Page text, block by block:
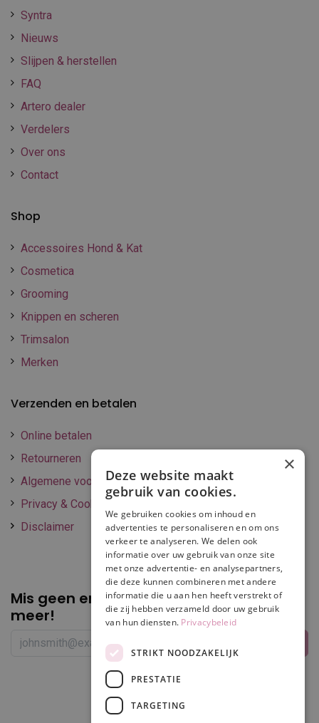
Syntra
Nieuws
Slijpen & herstellen
FAQ
Artero dealer
Verdelers
Over ons
Contact
Shop
Accessoires Hond & Kat
Cosmetica
Grooming
Knippen en scheren
Trimsalon
Merken
Verzenden en betalen
Online betalen
Retourneren
Algemene voorwaarden
Privacy & Cookie policy
Disclaimer
Mis geen enkelepromotie of korting
meer!
×
Deze website maakt
gebruik van cookies.
We gebruiken cookies om inhoud en
advertenties te personaliseren en om ons
verkeer te analyseren. We delen ook
informatie over uw gebruik van onze site
met onze advertentie- en analysepartners,
die deze kunnen combineren met andere
informatie die u aan hen heeft verstrekt of
die zij hebben verzameld door uw gebruik
van hun diensten. Privacybeleid
STRIKT NOODZAKELIJK
PRESTATIE
TARGETING